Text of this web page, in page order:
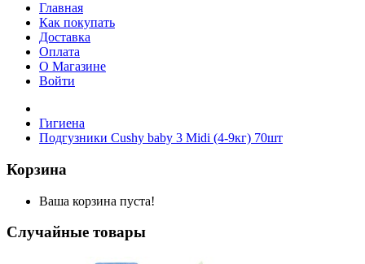
Главная
Как покупать
Доставка
Оплата
О Магазине
Войти
Гигиена
Подгузники Cushy baby 3 Midi (4-9кг) 70шт
Корзина
Ваша корзина пуста!
Случайные товары